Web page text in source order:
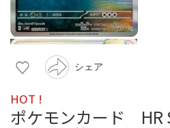
シェア
HOT !
ポケモンカード HR